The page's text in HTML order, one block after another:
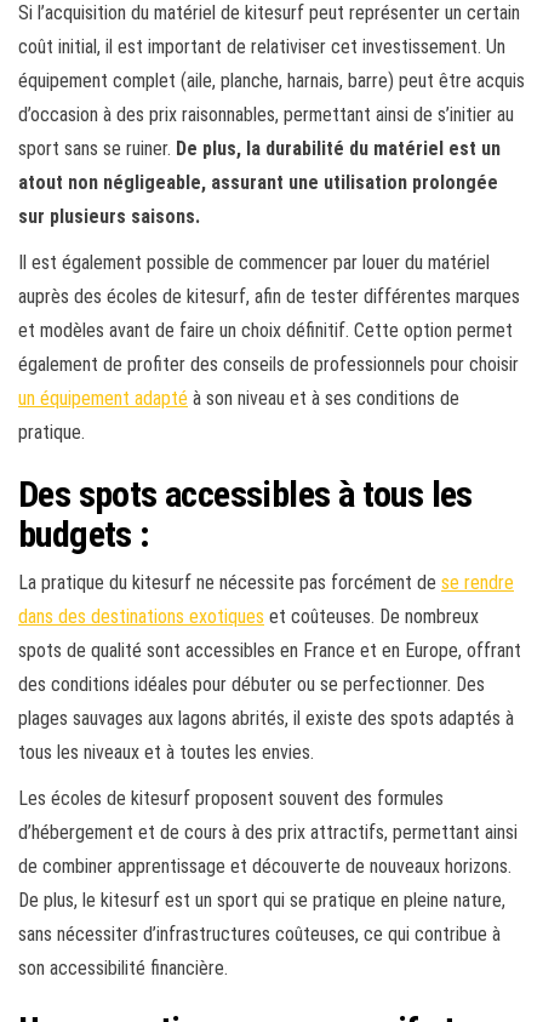
Si l’acquisition du matériel de kitesurf peut représenter un certain
coût initial, il est important de relativiser cet investissement. Un
équipement complet (aile, planche, harnais, barre) peut être acquis
d’occasion à des prix raisonnables, permettant ainsi de s’initier au
sport sans se ruiner. De plus, la durabilité du matériel est un
atout non négligeable, assurant une utilisation prolongée
sur plusieurs saisons.
Il est également possible de commencer par louer du matériel
auprès des écoles de kitesurf, afin de tester différentes marques
et modèles avant de faire un choix définitif. Cette option permet
également de profiter des conseils de professionnels pour choisir
un équipement adapté à son niveau et à ses conditions de
pratique.
Des spots accessibles à tous les
budgets :
La pratique du kitesurf ne nécessite pas forcément de se rendre
dans des destinations exotiques et coûteuses. De nombreux
spots de qualité sont accessibles en France et en Europe, offrant
des conditions idéales pour débuter ou se perfectionner. Des
plages sauvages aux lagons abrités, il existe des spots adaptés à
tous les niveaux et à toutes les envies.
Les écoles de kitesurf proposent souvent des formules
d’hébergement et de cours à des prix attractifs, permettant ainsi
de combiner apprentissage et découverte de nouveaux horizons.
De plus, le kitesurf est un sport qui se pratique en pleine nature,
sans nécessiter d’infrastructures coûteuses, ce qui contribue à
son accessibilité financière.